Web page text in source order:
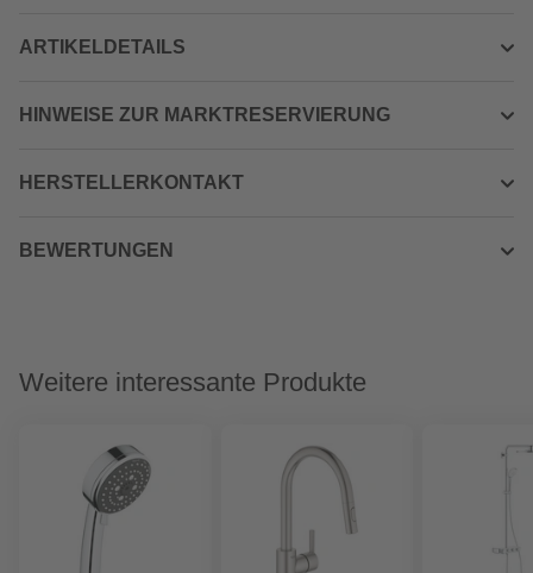
ARTIKELDETAILS
HINWEISE ZUR MARKTRESERVIERUNG
HERSTELLERKONTAKT
BEWERTUNGEN
Weitere interessante Produkte